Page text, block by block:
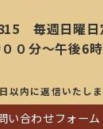
毎週日曜日
０分～午後6
以内に返信いたし
い合わせフォーム